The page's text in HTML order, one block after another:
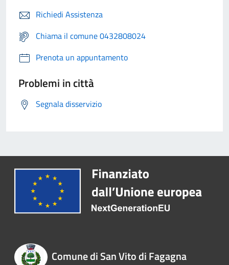
Richiedi Assistenza
Chiama il comune 0432808024
Prenota un appuntamento
Problemi in città
Segnala disservizio
Comune di San Vito di Fagagna